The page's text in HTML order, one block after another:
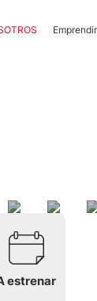
estrenar